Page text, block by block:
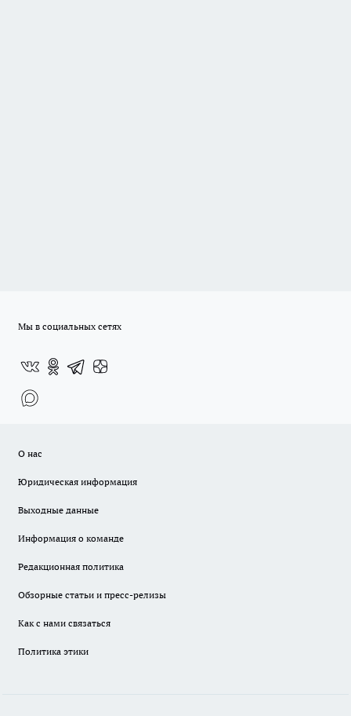
Мы в социальных сетях
О нас
Юридическая информация
Выходные данные
Информация о команде
Редакционная политика
Обзорные статьи и пресс-релизы
Как с нами связаться
Политика этики